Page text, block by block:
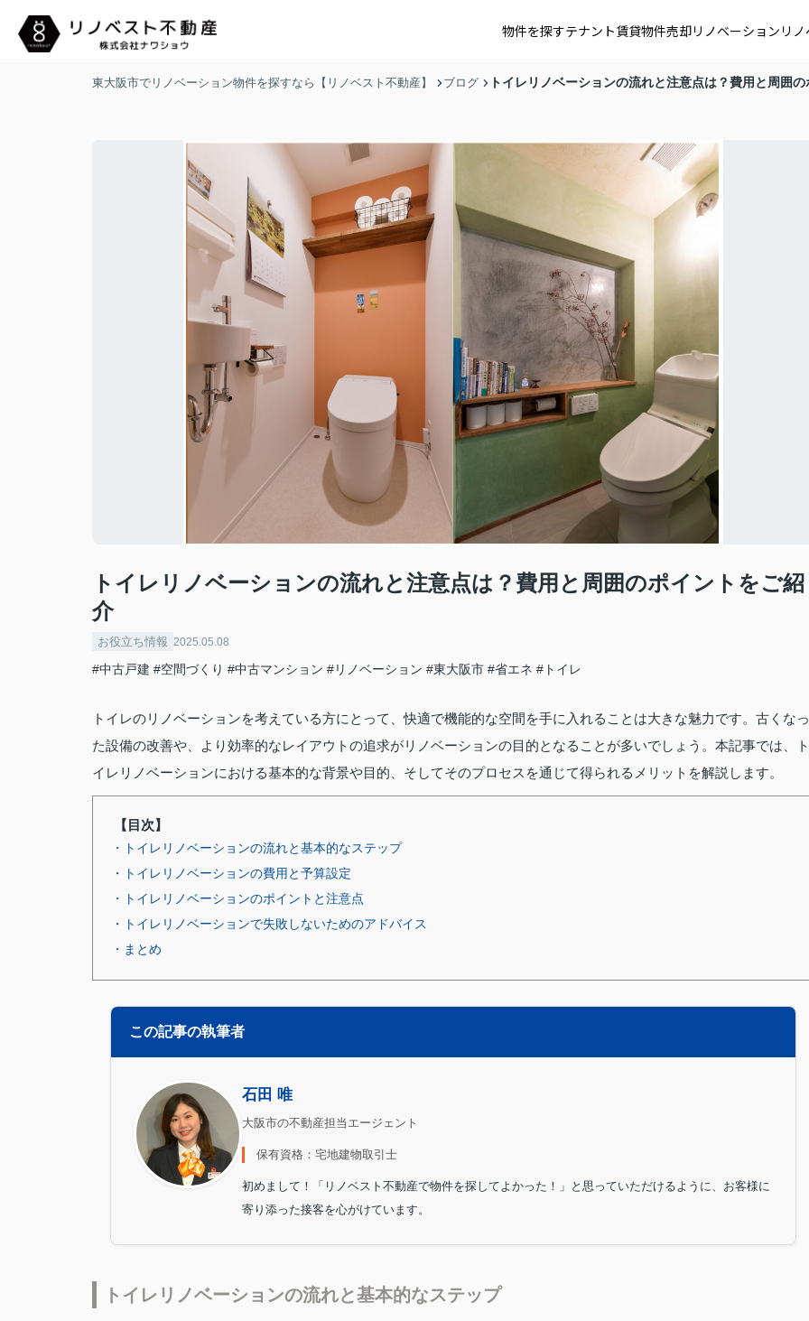
物件を探すテナント賃貸物件売却リノベーション リ
東大阪市でリノベーション物件を探すなら【リノベスト不動産】 ブログ トイレリノベーションの流れと注意点は？費用と周囲
トイレリノベーションの流れと注意点は？費用と周囲のポイントをご紹
介
お役立ち情報 2025.05.08
#中古戸建 #空間づくり #中古マンション #リノベーション #東大阪市 #省エネ #トイレ
トイレのリノベーションを考えている方にとって、快適で機能的な空間を手に入れることは大きな魅力です。古くなっ
た設備の改善や、より効率的なレイアウトの追求がリノベーションの目的となることが多いでしょう。本記事では、ト
イレリノベーションにおける基本的な背景や目的、そしてそのプロセスを通じて得られるメリットを解説します。
【目次】
・トイレリノベーションの流れと基本的なステップ
・トイレリノベーションの費用と予算設定
・トイレリノベーションのポイントと注意点
・トイレリノベーションで失敗しないためのアドバイス
・まとめ
この記事の執筆者
石田 唯
大阪市の不動産担当エージェント
保有資格：宅地建物取引士
初めまして！「リノベスト不動産で物件を探してよかった！」と思っていただけるように、お客様に
寄り添った接客を心がけています。
トイレリノベーションの流れと基本的なステップ